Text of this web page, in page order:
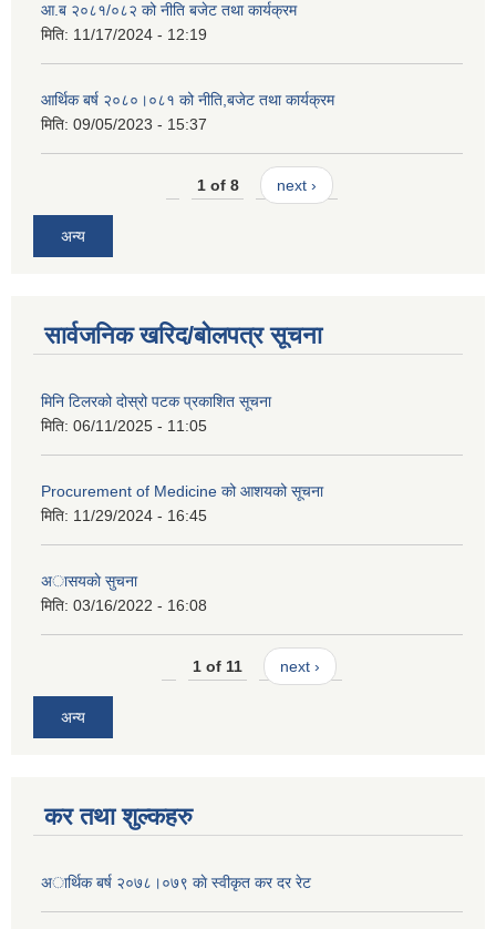
आ.ब २०८१/०८२ को नीति बजेट तथा कार्यक्रम
मिति: 11/17/2024 - 12:19
आर्थिक बर्ष २०८०।०८१ को नीति,बजेट तथा कार्यक्रम
मिति: 09/05/2023 - 15:37
1 of 8 next ›
अन्य
सार्वजनिक खरिद/बोलपत्र सूचना
मिनि टिलरको दोस्रो पटक प्रकाशित सूचना
मिति: 06/11/2025 - 11:05
Procurement of Medicine को आशयको सूचना
मिति: 11/29/2024 - 16:45
अासयकाे सुचना
मिति: 03/16/2022 - 16:08
1 of 11 next ›
अन्य
कर तथा शुल्कहरु
अार्थिक बर्ष २०७८।०७९ काे स्वीकृत कर दर रेट